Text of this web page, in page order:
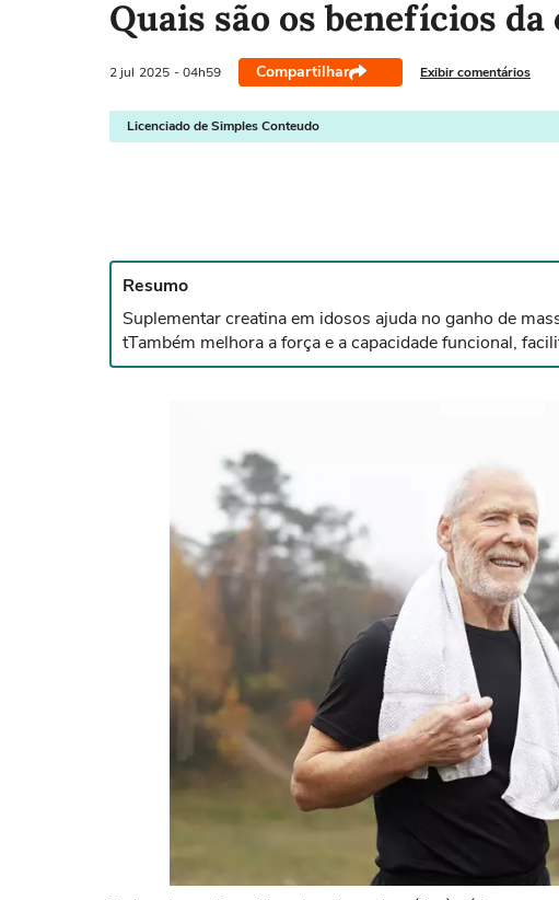
Quais são os benefícios
2 jul 2025 - 04h59 Compartilhar Exibir comentários
Licenciado de Simples Conteudo
Resumo
Suplementar creatina em idosos ajuda no ganho de
tTambém melhora a força e a capacidade funcional,